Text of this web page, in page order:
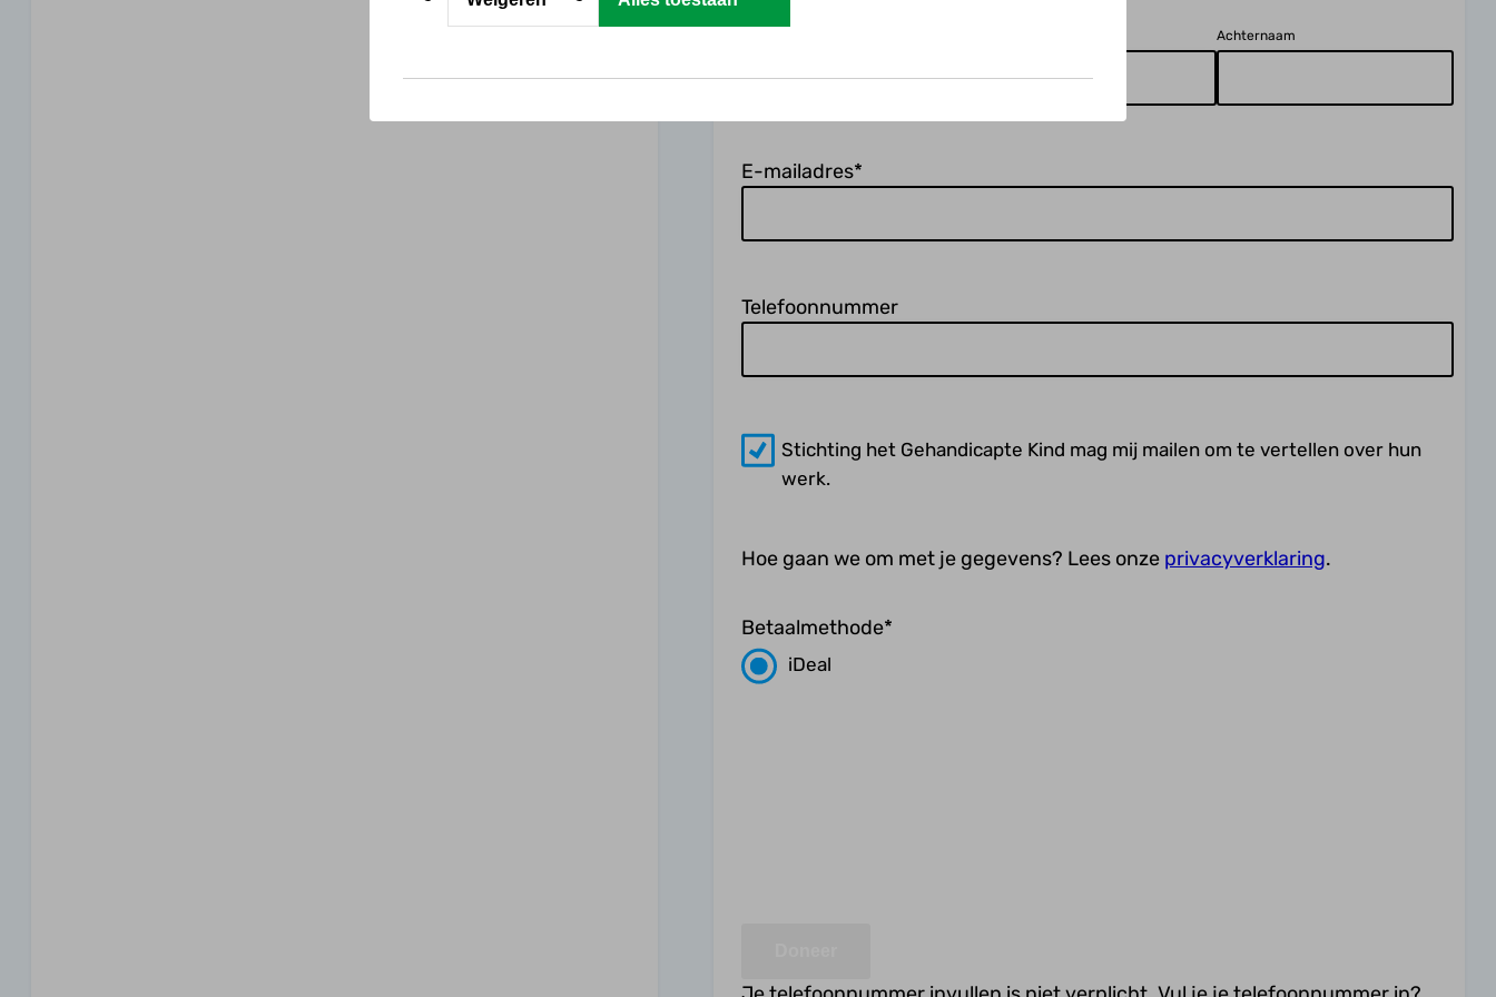
Achternaam
E-mailadres*
Telefoonnummer
Email_Optin
Stichting het Gehandicapte Kind mag mij mailen om te vertellen over hun
werk.
Hoe gaan we om met je gegevens? Lees onze privacyverklaring.
Betaalmethode*
iDeal